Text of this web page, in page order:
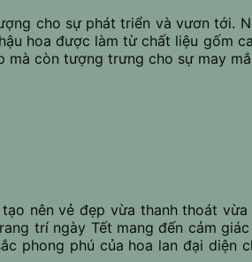
cho sự phát triển và vươn tới.
hoa được làm từ chất liệu gốm
mà còn tượng trưng cho sự may
nên vẻ đẹp vừa thanh thoát vừa
trí ngày Tết mang đến cảm
phong phú của hoa lan đại diện